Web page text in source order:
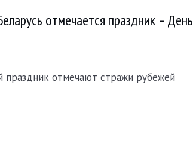
отмечается праздник – День
праздник отмечают стражи рубежей